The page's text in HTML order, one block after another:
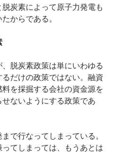
炭素によって原子力発電も
からである。
脱炭素政策は単にいわゆる
だけの政策ではない。融資
を採掘する会社の資金源を
ないようにする政策であ
で行なってしまっている。
てしまっては、もうあとは